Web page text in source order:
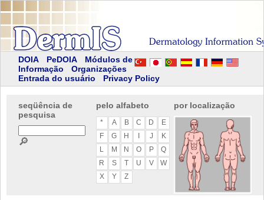
DOIA PeDOIA
Módulos de
Informação
Organizações
Entrada do usuário
Privacy Policy
seqüência de
pesquisa
🔎
pelo alfabeto
* A B C D
E
F
G H J
K
L
M N O P
Q
R
S T U V
W
X
Y Z
por localização